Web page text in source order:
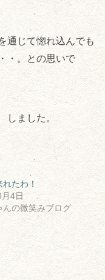
通じて惚れ込んでも
・。との思いで
しました。
たわ！
4日
んの微笑みブログ